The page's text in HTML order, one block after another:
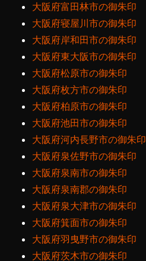
大阪府富田林市の御朱印
大阪府寝屋川市の御朱印
大阪府岸和田市の御朱印
大阪府東大阪市の御朱印
大阪府松原市の御朱印
大阪府枚方市の御朱印
大阪府柏原市の御朱印
大阪府池田市の御朱印
大阪府河内長野市の御朱印
大阪府泉佐野市の御朱印
大阪府泉南市の御朱印
大阪府泉南郡の御朱印
大阪府泉大津市の御朱印
大阪府箕面市の御朱印
大阪府羽曳野市の御朱印
大阪府茨木市の御朱印